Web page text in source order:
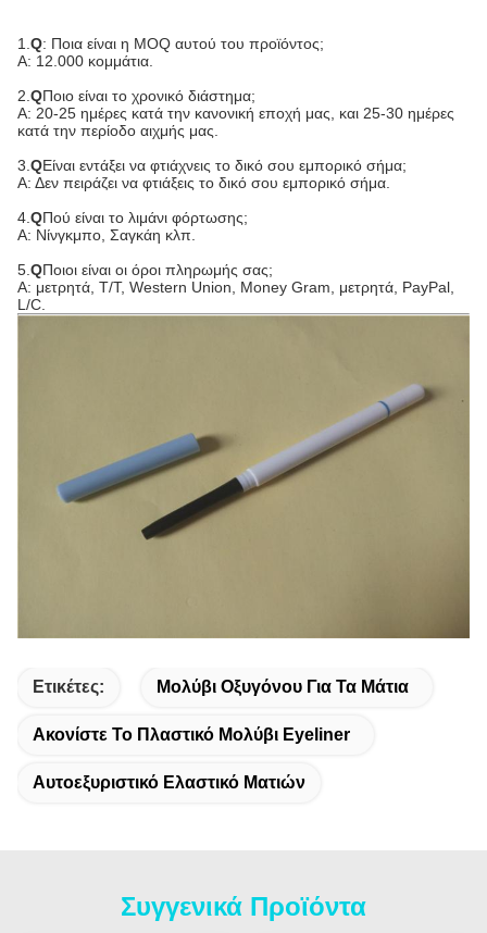
1. Q: Ποια είναι η MOQ αυτού του προϊόντος;
Α: 12.000 κομμάτια.
2. QΠοιο είναι το χρονικό διάστημα;
Α: 20-25 ημέρες κατά την κανονική εποχή μας, και 25-30 ημέρες
κατά την περίοδο αιχμής μας.
3. QΕίναι εντάξει να φτιάχνεις το δικό σου εμπορικό σήμα;
Α: Δεν πειράζει να φτιάξεις το δικό σου εμπορικό σήμα.
4. QΠού είναι το λιμάνι φόρτωσης;
Α: Νίνγκμπο, Σαγκάη κλπ.
5. QΠοιοι είναι οι όροι πληρωμής σας;
Α: μετρητά, T/T, Western Union, Money Gram, μετρητά, PayPal,
L/C.
Ετικέτες: Μολύβι Οξυγόνου Για Τα Μάτια
Ακονίστε Το Πλαστικό Μολύβι Eyeliner
Αυτοεξυριστικό Ελαστικό Ματιών
Συγγενικά Προϊόντα